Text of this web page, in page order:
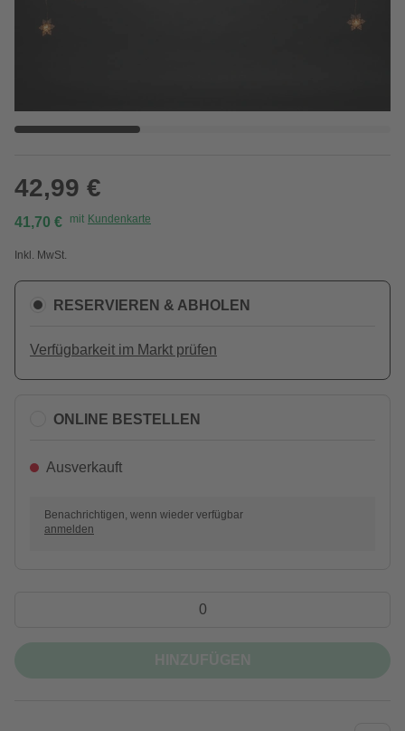
42,99 €
41,70 € mit Kundenkarte
Inkl. MwSt.
RESERVIEREN & ABHOLEN
Verfügbarkeit im Markt prüfen
ONLINE BESTELLEN
Ausverkauft
Benachrichtigen, wenn wieder verfügbar
anmelden